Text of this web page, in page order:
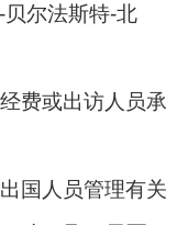
尔法斯特-北
费或出访人员承
国人员管理有关